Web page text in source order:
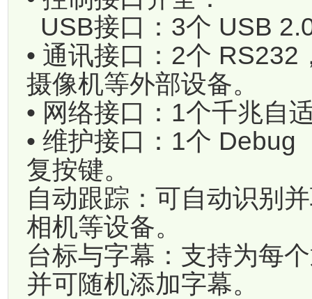
USB接口：3个 USB
• 通讯接口：2个
摄像机等外部设备。
• 网络接口：1个千兆自
• 维护接口：1个 Debug
复按键。
自动跟踪：可自动识别
相机等设备。
台标与字幕：支持为每
并可随机添加字幕。